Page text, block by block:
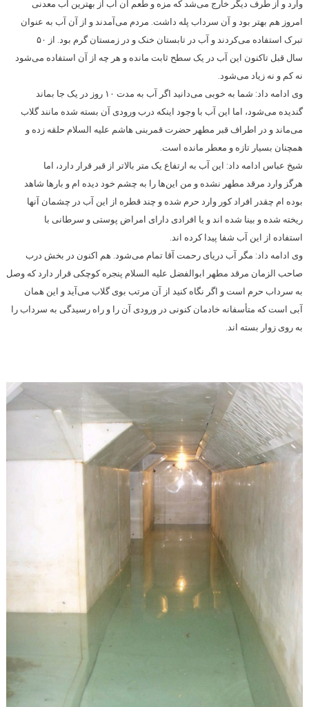
وارد و از طرف دیگر خارج می‌شد که مزه و طعم آن آب از بهترین آب معدنی
امروز هم بهتر بود و آن سرداب پله داشت. مردم می‌آمدند و از آن آب به عنوان
تبرک استفاده می‌کردند و آب در تابستان خنک و در زمستان گرم بود. از ۵۰
سال قبل تاکنون این آب در یک سطح ثابت مانده و هر چه از آن استفاده می‌شود
نه کم و نه زیاد می‌شود.
وی ادامه داد: شما به خوبی می‌دانید اگر آب به مدت ۱۰ روز در یک جا بماند
گندیده می‌شود، اما این آب با وجود اینکه درب ورودی آن بسته شده مانند گلاب
می‌ماند و در اطراف قبر مطهر حضرت قمربنی هاشم علیه السلام حلقه زده و
همچنان بسیار تازه و معطر مانده است.
شیخ عباس ادامه داد: این آب به ارتفاع یک متر بالاتر از قبر قرار دارد، اما
هرگز وارد مرقد مطهر نشده و من این‌ها را به چشم خود دیده ام و بارها شاهد
بوده ام چقدر افراد کور وارد حرم شده و چند قطره از این آب در چشمان آنها
ریخته شده و بینا شده اند و یا افرادی دارای امراض پوستی و سرطانی با
استفاده از این آب شفا پیدا کرده اند.
وی ادامه داد: مگر آب دریای رحمت آقا تمام می‌شود. هم اکنون در بخش درب
صاحب الزمان مرقد مطهر ابوالفضل علیه السلام پنجره کوچکی قرار دارد که وصل
به سرداب حرم است و اگر نگاه کنید از آن مرتب بوی گلاب می‌آید و این همان
آبی است که متأسفانه خادمان کنونی در ورودی آن را و راه رسیدگی به سرداب را
به روی زوار بسته اند.